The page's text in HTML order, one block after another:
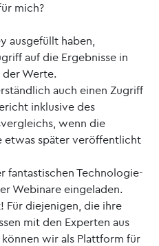
mich?
ausgefüllt haben,
auf die Ergebnisse in
der Werte.
auch einen Zugriff
inklusive des
wenn die
etwas später veröffentlicht
fantastischen Technologie-
Webinare eingeladen.
Für diejenigen, die ihre
mit den Experten aus
wir als Plattform für